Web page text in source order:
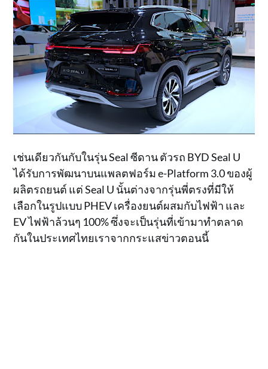
เช่นเดียวกันกับในรุ่น Seal ซีดาน ตัวรถ BYD Seal U
ได้รับการพัฒนาบนแพลตฟอร์ม e-Platform 3.0 ของผู้
ผลิตรถยนต์ แต่ Seal U นั้นต่างจากรุ่นพี่ตรงที่มีให้
เลือกในรูปแบบ PHEV เครื่องยนต์ผสมกับไฟฟ้า และ
EV ไฟฟ้าล้วนๆ 100% ซึ่งจะเป็นรุ่นที่เข้ามาทำตลาด
กันในประเทศไทยเราจากกระแสข่าวตอนนี้